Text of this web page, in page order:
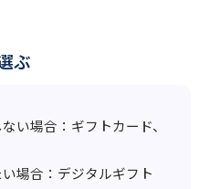
ぶ
い場合：ギフトカード、
場合：デジタルギフト